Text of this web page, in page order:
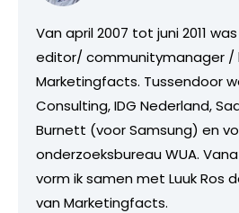
Van april 2007 tot juni 2011
editor/ communitymanager /
Marketingfacts. Tussendoor
Consulting, IDG Nederland,
Burnett (voor Samsung) en
onderzoeksbureau WUA.
vorm ik samen met Luuk Ros
van Marketingfacts.